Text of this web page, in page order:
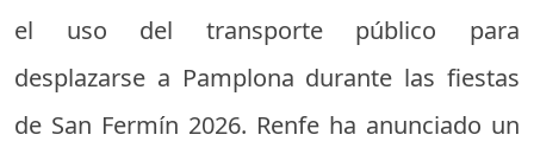
el uso del transporte público para
desplazarse a Pamplona durante las fiestas
de San Fermín 2026. Renfe ha anunciado un